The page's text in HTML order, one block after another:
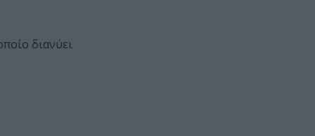
διανύει